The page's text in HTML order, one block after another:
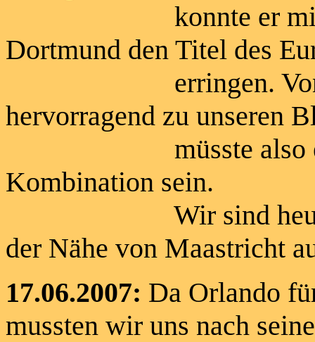
konnte er mit
Dortmund den Titel des
erringen. Von
hervorragend zu unseren
müsste also eine
Kombination sein.
Wir sind heute
der Nähe von Maastricht
17.06.2007: Da Orlando
mussten wir uns nach